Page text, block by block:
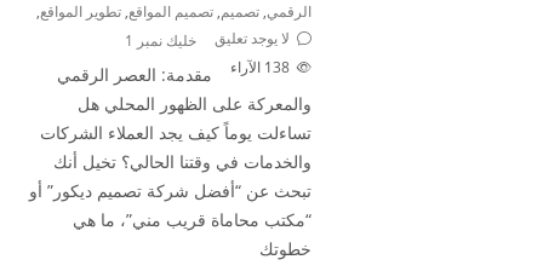
الرقمي,تصميم,تصميم المواقع,تطوير المواقع,
خليك نمبر 1
لا يوجد تعليق
138
الآراء
مقدمة: العصر الرقمي
والمعركة على الظهور المحلي هل
تساءلت يوماً كيف يجد العملاء الشركات
والخدمات في وقتنا الحالي؟ تخيل أنك
تبحث عن “أفضل شركة تصميم ديكور” أو
“مكتب محاماة قريب مني”، ما هي
خطوتك